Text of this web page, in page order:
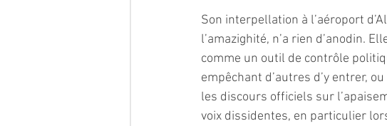
Son interpellation à l’aéroport
l’amazighité, n’a rien d’anodin.
comme un outil de contrôle
empêchant d’autres d’y entrer,
les discours officiels sur
voix dissidentes, en particulier